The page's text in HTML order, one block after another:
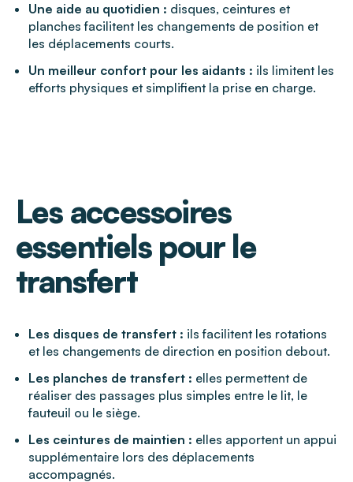
Une aide au quotidien : disques, ceintures et
planches facilitent les changements de position et
les déplacements courts.
Un meilleur confort pour les aidants : ils limitent les
efforts physiques et simplifient la prise en charge.
Les accessoires
essentiels pour le
transfert
Les disques de transfert : ils facilitent les rotations
et les changements de direction en position debout.
Les planches de transfert : elles permettent de
réaliser des passages plus simples entre le lit, le
fauteuil ou le siège.
Les ceintures de maintien : elles apportent un appui
supplémentaire lors des déplacements
accompagnés.